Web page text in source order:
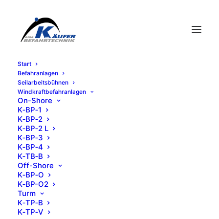
Start
Befahr­an­la­gen
Seil­ar­beits­büh­nen
Wind­kraft­be­fahr­an­la­gen
On-Shore
K‑BP‑1
K‑BP‑2
K‑BP‑2 L
K‑BP‑3
K‑BP‑4
K‑TB‑B
Off-Shore
K‑BP‑O
K‑BP-O2
Turm
K‑TP‑B
K‑TP‑V
EKZ Nova Eventis,
Günthersdorf/Leipzig
fahrbare Wartungs- und Reinigungsbühnen Typ KB-
DB-WB für Glasdächer